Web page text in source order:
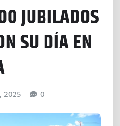
JUBILADOS
SU DÍA EN
2025 0